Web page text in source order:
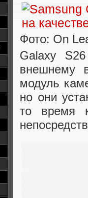
Фото: On
Galaxy
внешнему
модуль
но они
то время